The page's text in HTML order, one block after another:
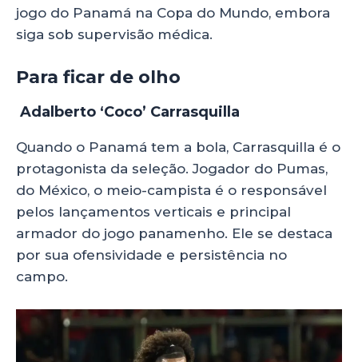
jogo do Panamá na Copa do Mundo, embora
siga sob supervisão médica.
Para ficar de olho
Adalberto ‘Coco’ Carrasquilla
Quando o Panamá tem a bola, Carrasquilla é o
protagonista da seleção. Jogador do Pumas,
do México, o meio-campista é o responsável
pelos lançamentos verticais e principal
armador do jogo panamenho. Ele se destaca
por sua ofensividade e persistência no
campo.